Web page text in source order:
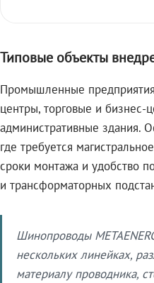
Типовые объекты
Промышленные
центры, торговые и
административные здания.
где требуется
сроки монтажа и удобство
и трансформаторных
Шинопроводы
нескольких линейках,
материалу проводника,